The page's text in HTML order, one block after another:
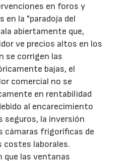
en foros y
en la "paradoja del
abiertamente que,
ve precios altos en los
se corrigen las
bajas, el
comercial no se
en rentabilidad
al encarecimiento
seguros, la inversión
cámaras frigoríficas de
costes laborales.
que las ventanas